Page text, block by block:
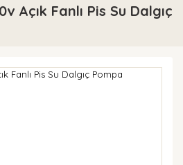
Açık Fanlı Pis Su Dalgıç